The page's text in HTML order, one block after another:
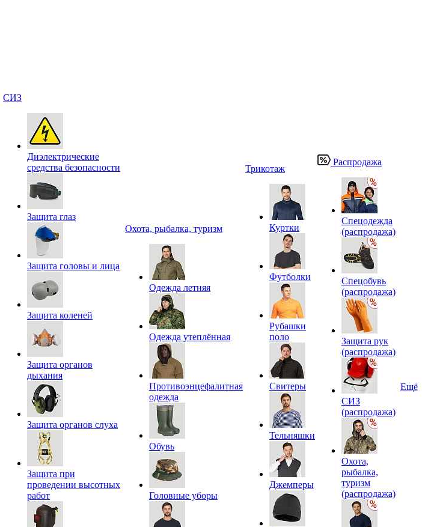
СИЗ
Диэлектрические
средства безопасности
Защита глаз
Защита головы и лица
Защита коленей
Защита органов
дыхания
Защита органов слуха
Защита при
проведении высотных
работ
Охота, рыбалка, туризм
Одежда летняя
Одежда утеплённая
Противоэнцефалитная
одежда
Обувь
Головные уборы
Трикотаж
Куртки
Футболки
Рубашки
поло
Свитеры
Тельняшки
Джемперы
Распродажа
Спецодежда
(распродажа)
Спецобувь
(распродажа)
Защита рук
(распродажа)
СИЗ
(распродажа)
Охота,
рыбалка,
туризм
(распродажа)
Ещё